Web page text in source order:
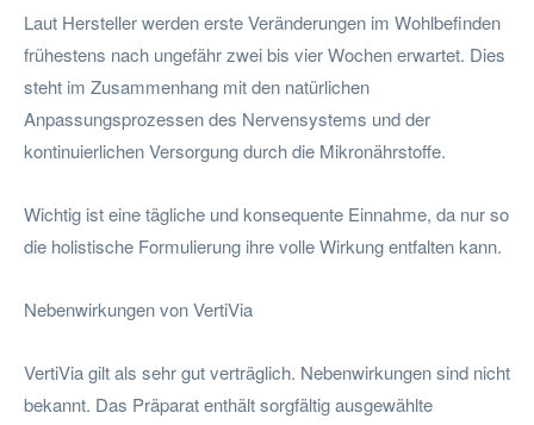
Laut Hersteller werden erste Veränderungen im Wohlbefinden
frühestens nach ungefähr zwei bis vier Wochen erwartet. Dies
steht im Zusammenhang mit den natürlichen
Anpassungsprozessen des Nervensystems und der
kontinuierlichen Versorgung durch die Mikronährstoffe.
Wichtig ist eine tägliche und konsequente Einnahme, da nur so
die holistische Formulierung ihre volle Wirkung entfalten kann.
Nebenwirkungen von VertiVia
VertiVia gilt als sehr gut verträglich. Nebenwirkungen sind nicht
bekannt. Das Präparat enthält sorgfältig ausgewählte